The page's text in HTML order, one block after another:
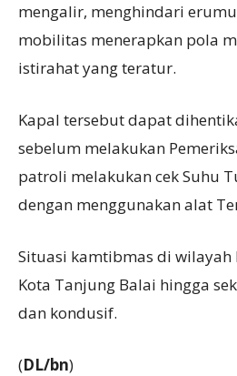
mengalir, menghindari
mobilitas menerapkan pola
istirahat yang teratur.
Kapal tersebut dapat
sebelum melakukan
patroli melakukan cek Suhu
dengan menggunakan alat
Situasi kamtibmas di
Kota Tanjung Balai hingga
dan kondusif.
(DL/bn)